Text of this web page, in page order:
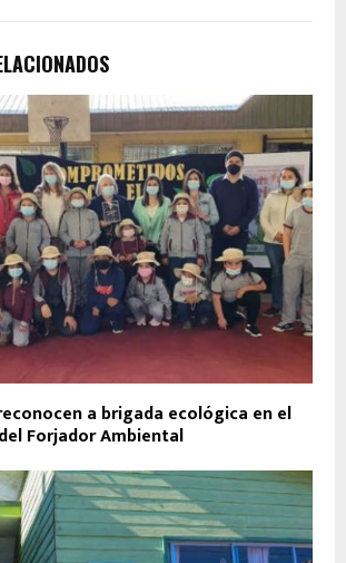
a brigada ecológica en el
Forjador Ambiental